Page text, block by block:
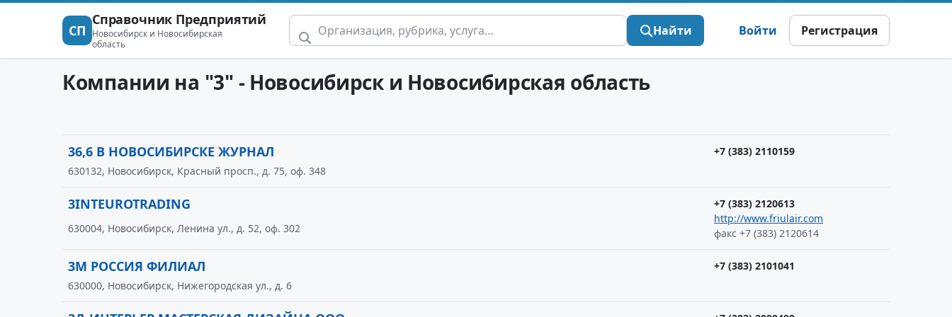
СП
Справочник Предприятий
Новосибирск и Новосибирская
область
Найти Войти Регистрация
Компании на "3" - Новосибирск и Новосибирская область
36,6 В НОВОСИБИРСКЕ ЖУРНАЛ
+7 (383) 2110159
630132, Новосибирск, Красный просп., д. 75, оф. 348
3INTEUROTRADING
+7 (383) 2120613
http://www.friulair.com
факс +7 (383) 2120614
630004, Новосибирск, Ленина ул., д. 52, оф. 302
3М РОССИЯ ФИЛИАЛ
+7 (383) 2101041
630000, Новосибирск, Нижегородская ул., д. 6